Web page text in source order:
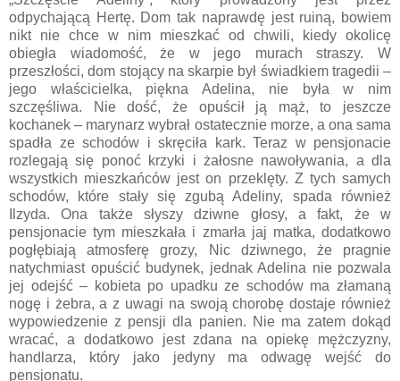
odpychającą Hertę. Dom tak naprawdę jest ruiną, bowiem
nikt nie chce w nim mieszkać od chwili, kiedy okolicę
obiegła wiadomość, że w jego murach straszy. W
przeszłości, dom stojący na skarpie był świadkiem tragedii –
jego właścicielka, piękna Adelina, nie była w nim
szczęśliwa. Nie dość, że opuścił ją mąż, to jeszcze
kochanek – marynarz wybrał ostatecznie morze, a ona sama
spadła ze schodów i skręciła kark. Teraz w pensjonacie
rozlegają się ponoć krzyki i żałosne nawoływania, a dla
wszystkich mieszkańców jest on przeklęty. Z tych samych
schodów, które stały się zgubą Adeliny, spada również
Ilzyda. Ona także słyszy dziwne głosy, a fakt, że w
pensjonacie tym mieszkała i zmarła jaj matka, dodatkowo
pogłębiają atmosferę grozy, Nic dziwnego, że pragnie
natychmiast opuścić budynek, jednak Adelina nie pozwala
jej odejść – kobieta po upadku ze schodów ma złamaną
nogę i żebra, a z uwagi na swoją chorobę dostaje również
wypowiedzenie z pensji dla panien. Nie ma zatem dokąd
wracać, a dodatkowo jest zdana na opiekę mężczyzny,
handlarza, który jako jedyny ma odwagę wejść do
pensjonatu.